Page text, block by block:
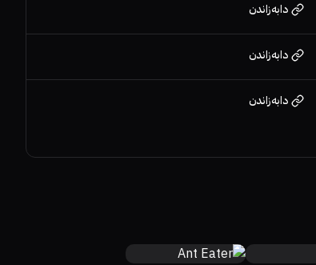
دابەزاندن
دابەزاندن
دابەزاندن